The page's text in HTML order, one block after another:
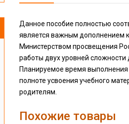
Данное пособие полностью
является важным дополнением
Министерством просвещения
работы двух уровней сложности
Планируемое время
полноте усвоения учебного
родителям.
Похожие товары